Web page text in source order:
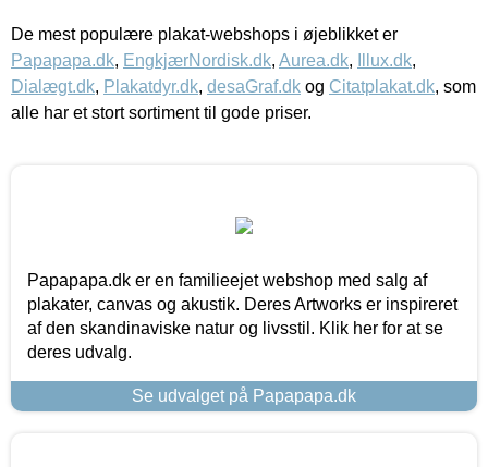
De mest populære plakat-webshops i øjeblikket er
Papapapa.dk, EngkjærNordisk.dk, Aurea.dk, Illux.dk,
Dialægt.dk, Plakatdyr.dk, desaGraf.dk og Citatplakat.dk, som
alle har et stort sortiment til gode priser.
Papapapa.dk er en familieejet webshop med salg af
plakater, canvas og akustik. Deres Artworks er inspireret
af den skandinaviske natur og livsstil. Klik her for at se
deres udvalg.
Se udvalget på Papapapa.dk